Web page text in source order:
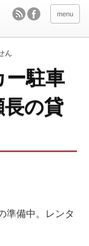
menu
ん
ー駐車
の貸
準備中。レンタ